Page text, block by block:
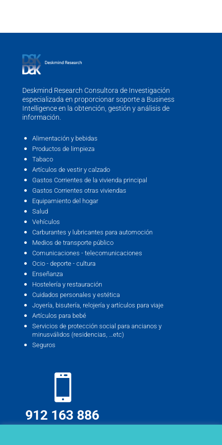
Deskmind Research Consultora de Investigación
especializada en proporcionar soporte a Business
Intelligence en la obtención, gestión y análisis de
información.
Alimentación y bebidas
Productos de limpieza
Tabaco
Artículos de vestir y calzado
Gastos Corrientes de la vivienda principal
Gastos Corrientes otras viviendas
Equipamiento del hogar
Salud
Vehículos
Carburantes y lubricantes para automoción
Medios de transporte público
Comunicaciones - telecomunicaciones
Ocio - deporte - cultura
Enseñanza
Hostelería y restauración
Cuidados personales y estética
Joyería, bisutería, relojería y artículos para viaje
Artículos para bebé
Servicios de protección social para ancianos y
minusválidos (residencias, …etc)
Seguros
912 163 886